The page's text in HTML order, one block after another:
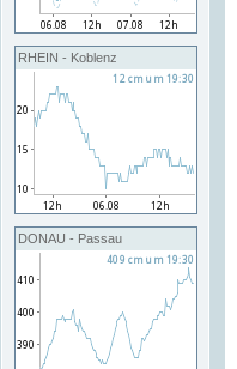
RHEIN - Koblenz
DONAU - Passau